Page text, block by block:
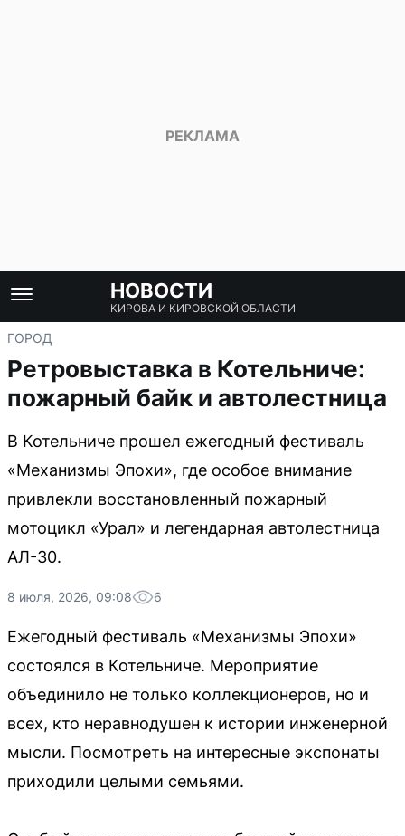
НОВОСТИ
КИРОВА И КИРОВСКОЙ ОБЛАСТИ
ГОРОД
Ретровыставка в Котельниче:
пожарный байк и автолестница
В Котельниче прошел ежегодный фестиваль
«Механизмы Эпохи», где особое внимание
привлекли восстановленный пожарный
мотоцикл «Урал» и легендарная автолестница
АЛ-30.
8 июля, 2026, 09:08 6
Ежегодный фестиваль «Механизмы Эпохи»
состоялся в Котельниче. Мероприятие
объединило не только коллекционеров, но и
всех, кто неравнодушен к истории инженерной
мысли. Посмотреть на интересные экспонаты
приходили целыми семьями.